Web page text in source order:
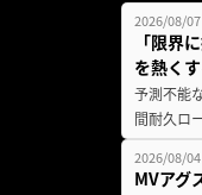
2026/08/07
「限界
を熱く
予測不能
間耐久ロ
2026/08/04
MVアグ